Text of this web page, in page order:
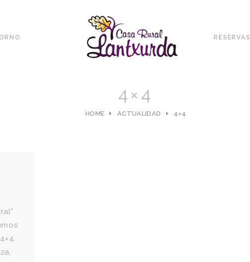
RESERVAS
4×4
HOME ACTUALIDAD 4×4